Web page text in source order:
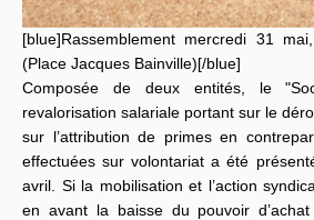
[blue]Rassemblement mercredi 31
(Place Jacques Bainville)[/blue]
Composée de deux entités, le
revalorisation salariale portant sur le
sur l’attribution de primes en
effectuées sur volontariat a été
avril. Si la mobilisation et l’action
en avant la baisse du pouvoir